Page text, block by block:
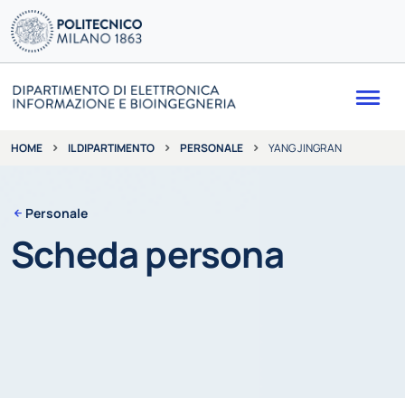
HOME IL DIPARTIMENTO PERSONALE YANG JINGRAN
Personale
Scheda persona